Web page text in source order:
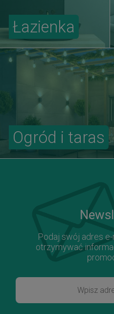
Ogród i taras
Łazienka
Podaj swój adres
otrzymywać